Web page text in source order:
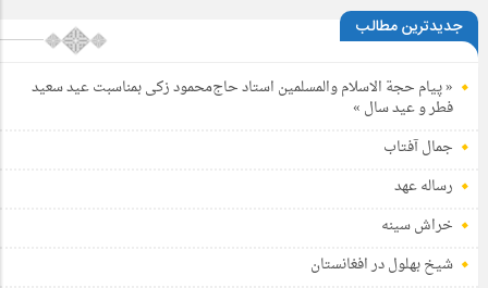
جدیدترین مطالب
« پیام حجة الاسلام والمسلمین استاد حاج‌محمود زکی بمناسبت عید سعید
فطر و عید سال »
جمال آفتاب
رساله عهد
خراش سینه
شیخ بهلول در افغانستان